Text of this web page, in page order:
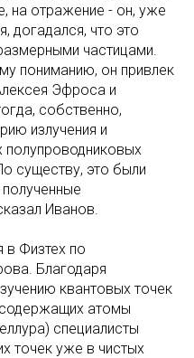
на отражение - он, уже
догадался, что это
частицами.
пониманию, он привлек
Эфроса и
собственно,
излучения и
полупроводниковых
существу, это были
Иванов.
в Физтех по
Благодаря
квантовых точек
атомы
специалисты
точек уже в чистых